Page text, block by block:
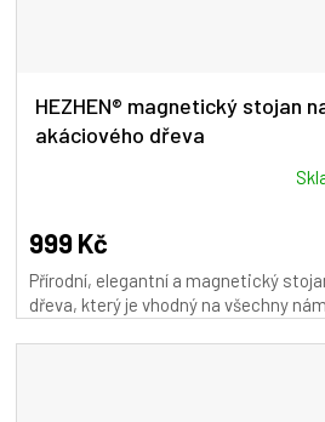
HEZHEN® magnetický stojan
akáciového dřeva
produktu
je
4,9
z
999 Kč
Přírodní, elegantní a magnetický
dřeva, který je vhodný na všechny